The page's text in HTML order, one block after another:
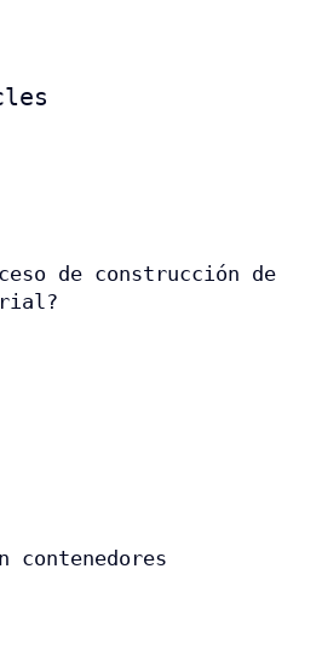
de construcción de
contenedores